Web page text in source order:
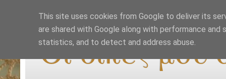
Οι δικές μου
This site uses cookies from Google to deliver its
are shared with Google along with performance
statistics, and to detect and address abuse.